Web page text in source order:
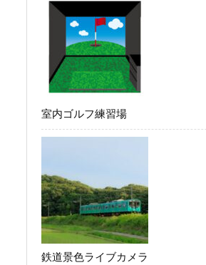
室内ゴルフ練習場
鉄道景色ライブカメラ